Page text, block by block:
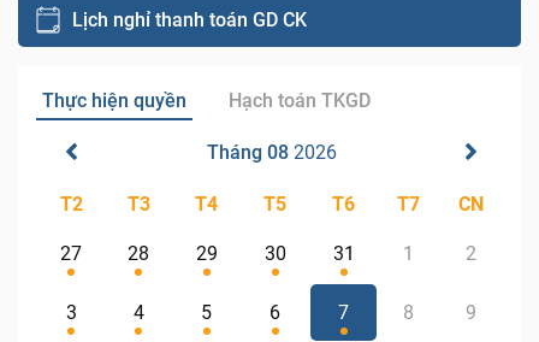
Lịch nghỉ thanh toán GD CK
Thực hiện quyền Hạch toán TKGD
Tháng 08 2026
T2 T3 T4 T5 T6 T7 CN
27 28 29 30 31 1 2
3 4 5 6 7 8 9